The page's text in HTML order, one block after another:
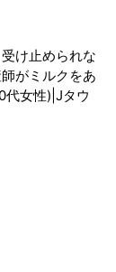
け止められな
がミルクをあ
代女性)|Jタウ